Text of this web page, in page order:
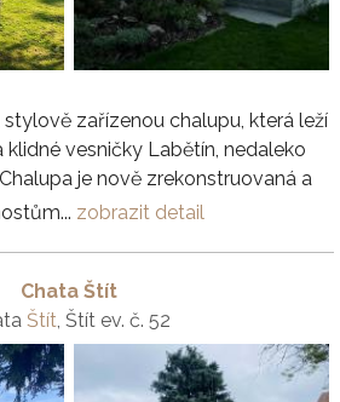
zařízenou chalupu, která leží
vesničky Labětín, nedaleko
je nově zrekonstruovaná a
zobrazit detail
Chata Štít
Štít, Štít ev. č. 52